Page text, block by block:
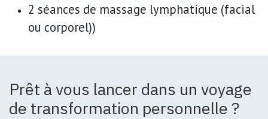
2 séances de massage lymphatique (facial
ou corporel))
Prêt à vous lancer dans un voyage
de transformation personnelle ?